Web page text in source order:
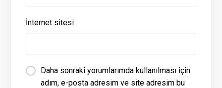
İnternet sitesi
Daha sonraki yorumlarımda kullanılması için
adım, e-posta adresim ve site adresim bu